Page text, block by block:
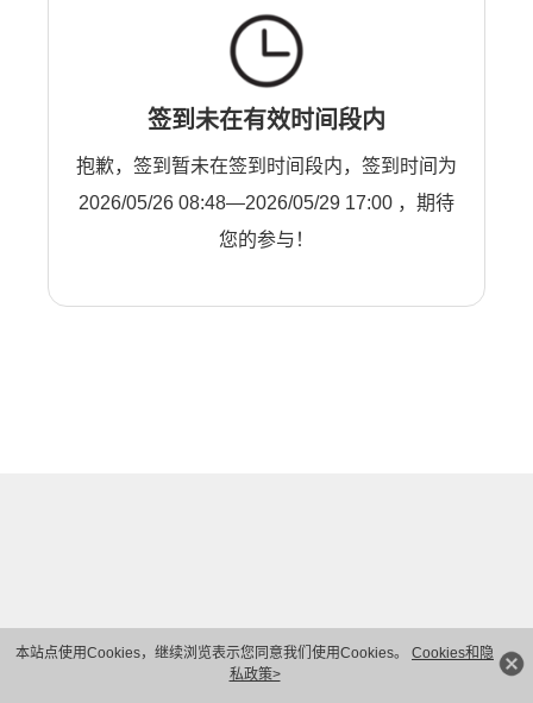
本站点使用Cookies，继续浏览表示您同意我们使用Cookies。 Cookies和隐
私政策>
签到未在有效时间段内
抱歉，签到暂未在签到时间段内，签到时间为
2026/05/26 08:48—2026/05/29 17:00 ，期待
您的参与！